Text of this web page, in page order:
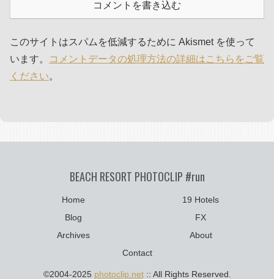
コメントを書き込む
このサイトはスパムを低減するために Akismet を使って
います。
コメントデータの処理方法の詳細はこちらをご覧
ください。
BEACH RESORT PHOTOCLIP #run
Home
19 Hotels
Blog
FX
Archives
About
Contact
©2004-2025 photoclip.net:: All Rights Reserved.